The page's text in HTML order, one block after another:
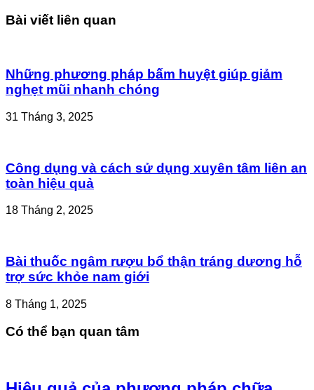
Bài viết liên quan
Những phương pháp bấm huyệt giúp giảm
nghẹt mũi nhanh chóng
31 Tháng 3, 2025
Công dụng và cách sử dụng xuyên tâm liên an
toàn hiệu quả
18 Tháng 2, 2025
Bài thuốc ngâm rượu bổ thận tráng dương hỗ
trợ sức khỏe nam giới
8 Tháng 1, 2025
Có thể bạn quan tâm